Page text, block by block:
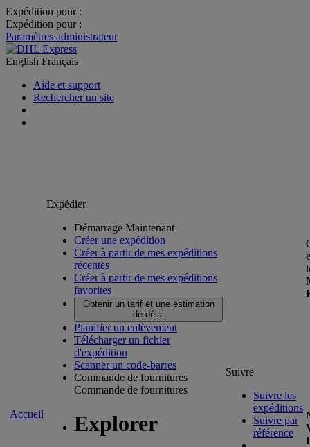
Expédition pour :
Expédition pour :
Paramètres administrateur
English Français
Aide et support
Rechercher un site
Accueil
Expédier
Démarrage Maintenant
Créer une expédition
Créer à partir de mes expéditions
récentes
Créer à partir de mes expéditions
favorites
Obtenir un tarif et une estimation
de délai
Planifier un enlèvement
Télécharger un fichier
d'expédition
Scanner un code-barres
Commande de fournitures
Commande de fournitures
Explorer
Suivre
Suivre les
expéditions
Suivre par
référence